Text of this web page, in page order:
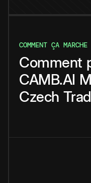
COMMENT ÇA MARCHE
Comment
CAMB.AI
Czech